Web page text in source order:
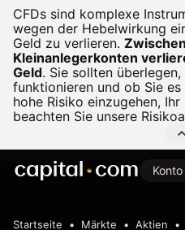
CFDs sind komplexe
wegen der Hebelwirkung
Geld zu verlieren.
Kleinanlegerkonten
Geld. Sie sollten
funktionieren und ob Sie
hohe Risiko einzugehen,
beachten Sie unsere
Startseite Märkte Aktien